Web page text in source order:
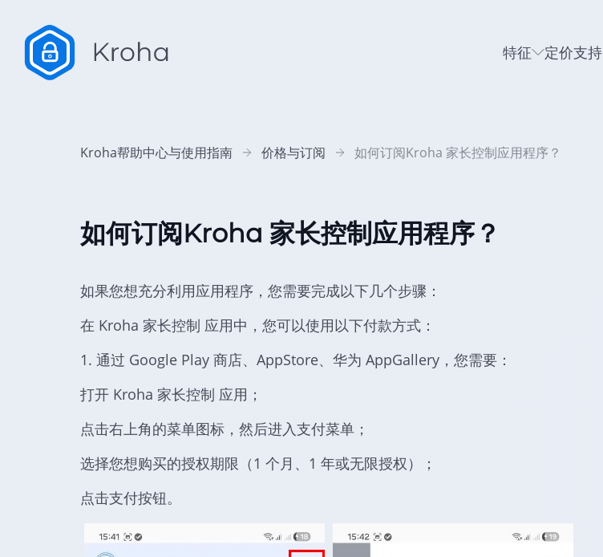
特征 定价支持
Kroha帮助中心与使用指南 价格与订阅 如何订阅Kroha 家长控制应用程序？
如何订阅Kroha 家长控制应用程序？
如果您想充分利用应用程序，您需要完成以下几个步骤：
在 Kroha 家长控制 应用中，您可以使用以下付款方式：
1. 通过 Google Play 商店、AppStore、华为 AppGallery，您需要：
打开 Kroha 家长控制 应用；
点击右上角的菜单图标，然后进入支付菜单；
选择您想购买的授权期限（1 个月、1 年或无限授权）；
点击支付按钮。